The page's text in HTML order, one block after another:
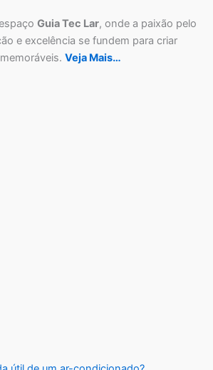
Guia Tec Lar, onde a paixão pelo
e excelência se fundem para criar
Veja Mais…